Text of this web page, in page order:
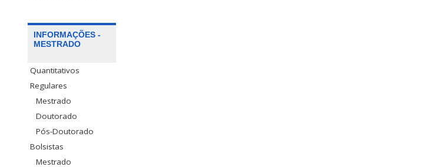
INFORMAÇÕES -
MESTRADO
Quantitativos
Regulares
Mestrado
Doutorado
Pós-Doutorado
Bolsistas
Mestrado